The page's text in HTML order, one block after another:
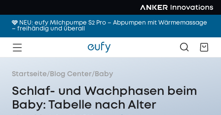
🩷 NEU: eufy Milchpumpe S2 Pro – Abpumpen mit Wärmemassage
– freihändig und überall
Startseite/ Blog Center/ Baby
Schlaf- und Wachphasen beim
Baby: Tabelle nach Alter